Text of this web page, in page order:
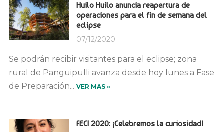
Huilo Huilo anuncia reapertura de
operaciones para el fin de semana del
eclipse
07/12/2020
Se podrán recibir visitantes para el eclipse; zona
rural de Panguipulli avanza desde hoy lunes a Fase
de Preparación... VER MAS »
FECI 2020: ¡Celebremos la curiosidad!